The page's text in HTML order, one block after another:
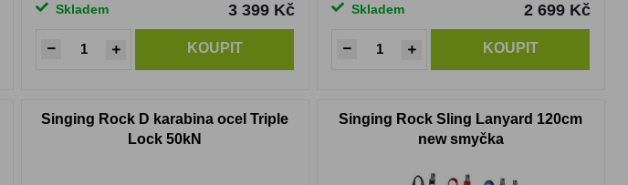
Skladem 3 399 Kč
KOUPIT
Skladem 2 699 Kč
KOUPIT
Singing Rock D karabina ocel Triple
Lock 50kN
Singing Rock Sling Lanyard 120cm
new smyčka